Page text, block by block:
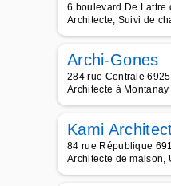
6 boulevard De Lattre
Architecte, Suivi de
Archi-Gones
284 rue Centrale
Architecte à Montanay
Kami
84 rue République
Architecte de maison,